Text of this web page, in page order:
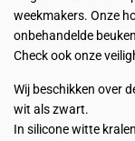
weekmakers. Onze
onbehandelde
Check ook onze
Wij beschikken over
wit als zwart.
In silicone witte